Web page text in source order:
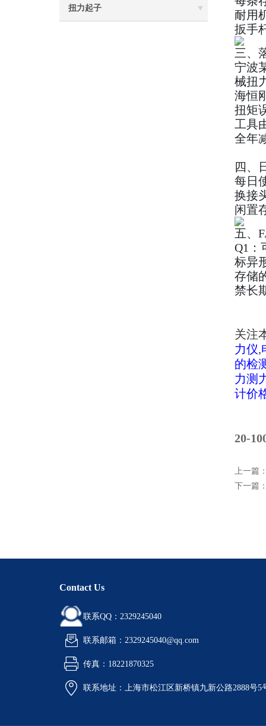
扭力起子
耐用
扳手
三、
宁波
械扭
海恒
扭矩
工具
全年
四、
每日
换接
闲置
五、
Q1：
标异
存储
禁长
关注
力仪,
的检
力测
计价
20-
上一篇
下一篇
Contact Us
联系QQ：2329245040
联系邮箱：2329245040@qq.com
传真：18221870325
联系地址：上海市松江区新桥镇九新公路2888号5